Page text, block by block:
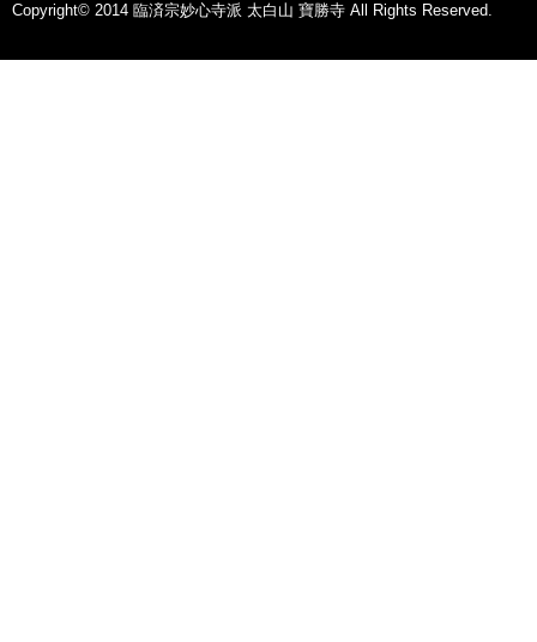
Copyright© 2014 臨済宗妙心寺派 太白山 寶勝寺 All Rights Reserved.